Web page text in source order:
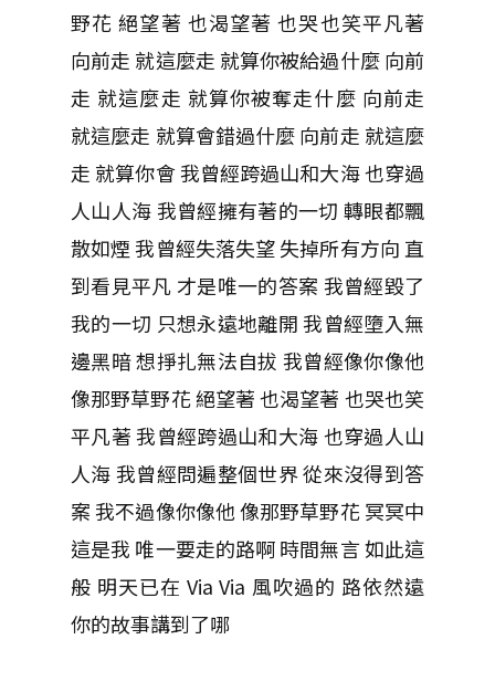
野花 絕望著 也渴望著 也哭也笑平凡著
向前走 就這麼走 就算你被給過什麼 向前
走 就這麼走 就算你被奪走什麼 向前走
就這麼走 就算會錯過什麼 向前走 就這麼
走 就算你會 我曾經跨過山和大海 也穿過
人山人海 我曾經擁有著的一切 轉眼都飄
散如煙 我曾經失落失望 失掉所有方向 直
到看見平凡 才是唯一的答案 我曾經毀了
我的一切 只想永遠地離開 我曾經墮入無
邊黑暗 想掙扎無法自拔 我曾經像你像他
像那野草野花 絕望著 也渴望著 也哭也笑
平凡著 我曾經跨過山和大海 也穿過人山
人海 我曾經問遍整個世界 從來沒得到答
案 我不過像你像他 像那野草野花 冥冥中
這是我 唯一要走的路啊 時間無言 如此這
般 明天已在 Via Via 風吹過的 路依然遠
你的故事講到了哪